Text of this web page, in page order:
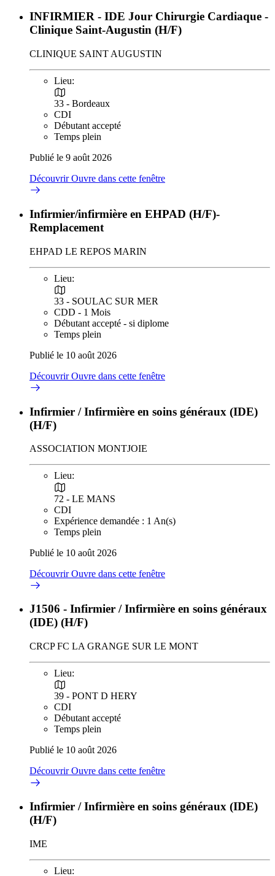
INFIRMIER - IDE Jour Chirurgie Cardiaque -
Clinique Saint-Augustin (H/F)
CLINIQUE SAINT AUGUSTIN
Lieu:
33 - Bordeaux
CDI
Débutant accepté
Temps plein
Publié le 9 août 2026
DécouvrirOuvre dans cette fenêtre
Infirmier/infirmière en EHPAD (H/F)-
Remplacement
EHPAD LE REPOS MARIN
Lieu:
33 - SOULAC SUR MER
CDD - 1 Mois
Débutant accepté - si diplome
Temps plein
Publié le 10 août 2026
DécouvrirOuvre dans cette fenêtre
Infirmier / Infirmière en soins généraux (IDE)
(H/F)
ASSOCIATION MONTJOIE
Lieu:
72 - LE MANS
CDI
Expérience demandée : 1 An(s)
Temps plein
Publié le 10 août 2026
DécouvrirOuvre dans cette fenêtre
J1506 - Infirmier / Infirmière en soins généraux
(IDE) (H/F)
CRCP FC LA GRANGE SUR LE MONT
Lieu:
39 - PONT D HERY
CDI
Débutant accepté
Temps plein
Publié le 10 août 2026
DécouvrirOuvre dans cette fenêtre
Infirmier / Infirmière en soins généraux (IDE)
(H/F)
IME
Lieu: